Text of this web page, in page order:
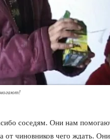
соседям. Они нам
от чиновников чего ждать.